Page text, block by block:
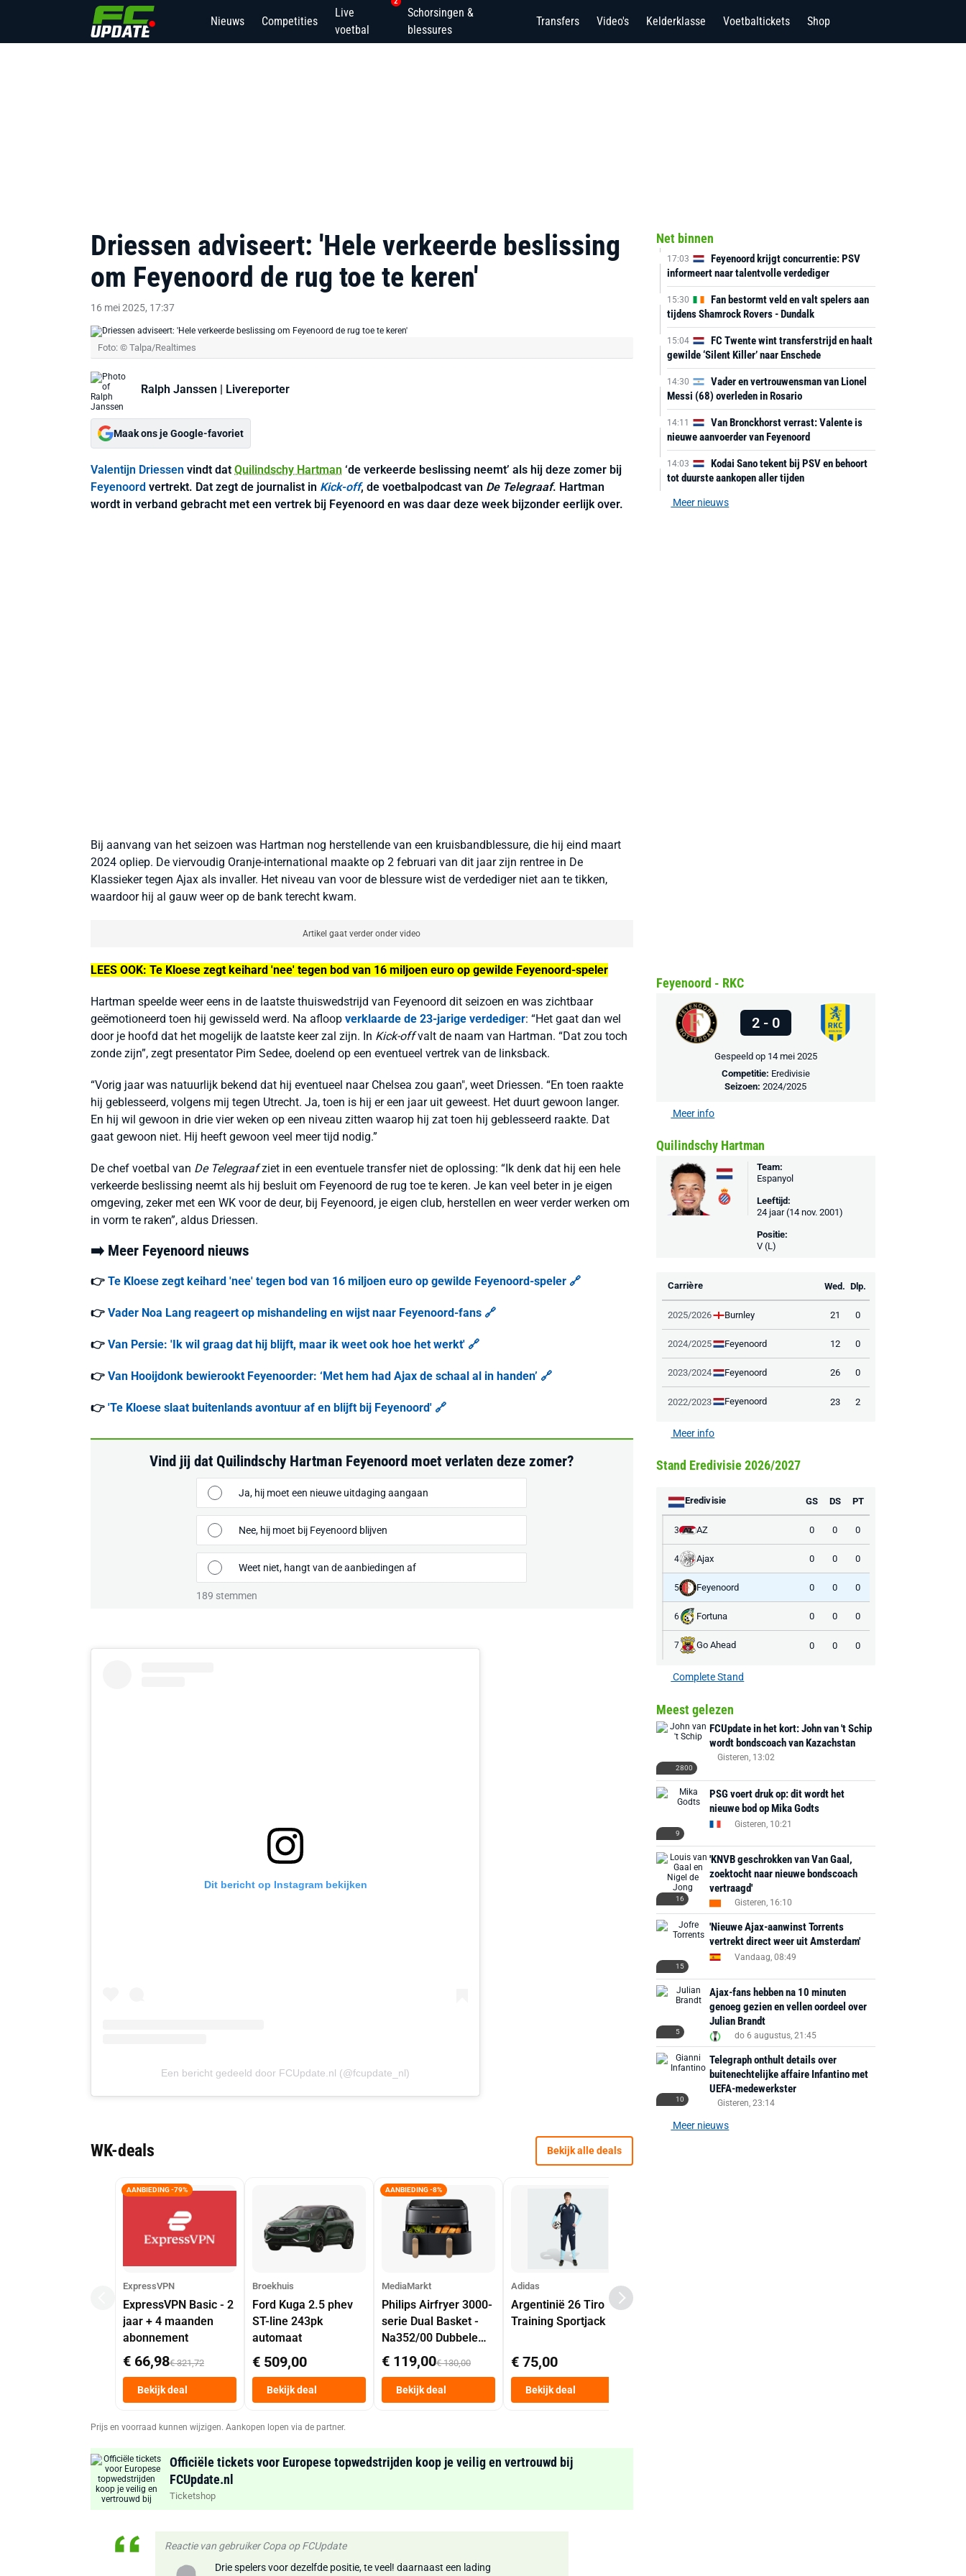
Nieuws Competities
Live
voetbal
Schorsingen &
blessures
Transfers Video's Kelderklasse Voetbaltickets Shop
Driessen adviseert: 'Hele verkeerde beslissing
om Feyenoord de rug toe te keren'
16 mei 2025, 17:37
Foto: © Talpa/Realtimes
Ralph Janssen | Livereporter
Maak ons je Google-favoriet
Valentijn Driessen vindt dat Quilindschy Hartman ‘de verkeerde beslissing neemt’ als hij deze zomer bij
Feyenoord vertrekt. Dat zegt de journalist in Kick-off, de voetbalpodcast van De Telegraaf. Hartman
wordt in verband gebracht met een vertrek bij Feyenoord en was daar deze week bijzonder eerlijk over.
Bij aanvang van het seizoen was Hartman nog herstellende van een kruisbandblessure, die hij eind maart
2024 opliep. De viervoudig Oranje-international maakte op 2 februari van dit jaar zijn rentree in De
Klassieker tegen Ajax als invaller. Het niveau van voor de blessure wist de verdediger niet aan te tikken,
waardoor hij al gauw weer op de bank terecht kwam.
Artikel gaat verder onder video
LEES OOK: Te Kloese zegt keihard 'nee' tegen bod van 16 miljoen euro op gewilde Feyenoord-speler
Hartman speelde weer eens in de laatste thuiswedstrijd van Feyenoord dit seizoen en was zichtbaar
geëmotioneerd toen hij gewisseld werd. Na afloop verklaarde de 23-jarige verdediger: “Het gaat dan wel
door je hoofd dat het mogelijk de laatste keer zal zijn. In Kick-offvalt de naam van Hartman. “Dat zou toch
zonde zijn”, zegt presentator Pim Sedee, doelend op een eventueel vertrek van de linksback.
“Vorig jaar was natuurlijk bekend dat hij eventueel naar Chelsea zou gaan", weet Driessen. “En toen raakte
hij geblesseerd, volgens mij tegen Utrecht. Ja, toen is hij er een jaar uit geweest. Het duurt gewoon langer.
En hij wil gewoon in drie vier weken op een niveau zitten waarop hij zat toen hij geblesseerd raakte. Dat
gaat gewoon niet. Hij heeft gewoon veel meer tijd nodig.”
De chef voetbal van De Telegraafziet in een eventuele transfer niet de oplossing: “Ik denk dat hij een hele
verkeerde beslissing neemt als hij besluit om Feyenoord de rug toe te keren. Je kan veel beter in je eigen
omgeving, zeker met een WK voor de deur, bij Feyenoord, je eigen club, herstellen en weer verder werken om
in vorm te raken”, aldus Driessen.
➡️ Meer Feyenoord nieuws
👉 Te Kloese zegt keihard 'nee' tegen bod van 16 miljoen euro op gewilde Feyenoord-speler 🔗
👉 Vader Noa Lang reageert op mishandeling en wijst naar Feyenoord-fans 🔗
👉 Van Persie: 'Ik wil graag dat hij blijft, maar ik weet ook hoe het werkt' 🔗
👉 Van Hooijdonk bewierookt Feyenoorder: ‘Met hem had Ajax de schaal al in handen’ 🔗
👉 'Te Kloese slaat buitenlands avontuur af en blijft bij Feyenoord' 🔗
Vind jij dat Quilindschy Hartman Feyenoord moet verlaten deze zomer?
Ja, hij moet een nieuwe uitdaging aangaan
Nee, hij moet bij Feyenoord blijven
Weet niet, hangt van de aanbiedingen af
189 stemmen
Dit bericht op Instagram bekijken
Een bericht gedeeld door FCUpdate.nl (@fcupdate_nl)
WK-deals Bekijk alle deals
AANBIEDING -79%
ExpressVPN
ExpressVPN Basic - 2
jaar + 4 maanden
abonnement
€ 66,98€ 321,72
Bekijk deal
Broekhuis
Ford Kuga 2.5 phev
ST-line 243pk
automaat
€ 509,00
Bekijk deal
AANBIEDING -8%
MediaMarkt
Philips Airfryer 3000-
serie Dual Basket -
Na352/00 Dubbele
Mand 9 L Tot 6
Personen
Heteluchtfriteuse
Zwart
€ 119,00€ 130,00
Bekijk deal
Adidas
Argentinië 26 Tiro
Training Sportjack
€ 75,00
Bekijk deal
Prijs en voorraad kunnen wijzigen. Aankopen lopen via de partner.
Officiële tickets voor Europese topwedstrijden koop je veilig en vertrouwd bij
FCUpdate.nl
Ticketshop
Reactie van gebruiker Copa op FCUpdate
Drie spelers voor dezelfde positie, te veel! daarnaast een lading
Net binnen
17:03
Feyenoord krijgt concurrentie: PSV
informeert naar talentvolle verdediger
15:30
Fan bestormt veld en valt spelers aan
tijdens Shamrock Rovers - Dundalk
15:04
FC Twente wint transferstrijd en haalt
gewilde ‘Silent Killer’ naar Enschede
14:30
Vader en vertrouwensman van Lionel
Messi (68) overleden in Rosario
14:11
Van Bronckhorst verrast: Valente is
nieuwe aanvoerder van Feyenoord
14:03
Kodai Sano tekent bij PSV en behoort
tot duurste aankopen aller tijden
Meer nieuws
Feyenoord - RKC
2 - 0
Gespeeld op 14 mei 2025
Competitie: Eredivisie
Seizoen:2024/2025
Meer info
Quilindschy Hartman
Team:
Espanyol
Leeftijd:
24 jaar (14 nov. 2001)
Positie:
V (L)
Carrière Wed. Dlp.
2025/2026 Burnley 21 0
2024/2025 Feyenoord 12 0
2023/2024 Feyenoord 26 0
2022/2023 Feyenoord 23 2
Meer info
Stand Eredivisie 2026/2027
Eredivisie GS DS PT
3 AZ 0 0 0
4 Ajax 0 0 0
5 Feyenoord 0 0 0
6 Fortuna 0 0 0
7 Go Ahead 0 0 0
Complete Stand
Meest gelezen
2800
FCUpdate in het kort: John van 't Schip
wordt bondscoach van Kazachstan
Gisteren, 13:02
9
PSG voert druk op: dit wordt het
nieuwe bod op Mika Godts
Gisteren, 10:21
16
'KNVB geschrokken van Van Gaal,
zoektocht naar nieuwe bondscoach
vertraagd'
Gisteren, 16:10
15
'Nieuwe Ajax-aanwinst Torrents
vertrekt direct weer uit Amsterdam'
Vandaag, 08:49
5
Ajax-fans hebben na 10 minuten
genoeg gezien en vellen oordeel over
Julian Brandt
do 6 augustus, 21:45
10
Telegraph onthult details over
buitenechtelijke affaire Infantino met
UEFA-medewerkster
Gisteren, 23:14
Meer nieuws